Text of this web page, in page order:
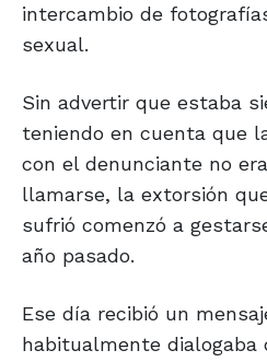
intercambio de
sexual.
Sin advertir que estaba
teniendo en cuenta que
con el denunciante no
llamarse, la extorsión
sufrió comenzó a
año pasado.
Ese día recibió un
habitualmente